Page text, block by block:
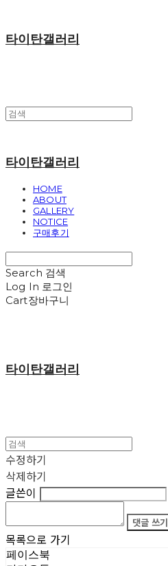
타이탄갤러리
타이탄갤러리
HOME
ABOUT
GALLERY
NOTICE
구매후기
Search 검색
Log In 로그인
Cart장바구니
타이탄갤러리
수정하기
삭제하기
글쓴이
댓글 쓰기
목록으로 가기
페이스북